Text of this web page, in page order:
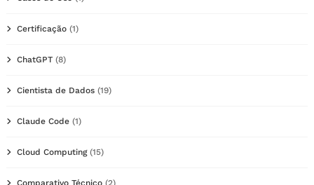
Certificação (1)
ChatGPT (8)
Cientista de Dados (19)
Claude Code (1)
Cloud Computing(15)